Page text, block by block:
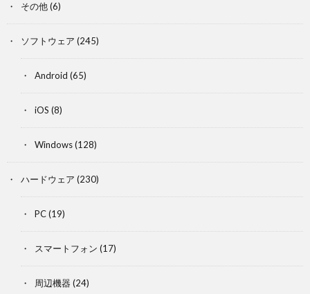
その他(6)
ソフトウェア (245)
Android (65)
iOS (8)
Windows(128)
ハードウェア (230)
PC(19)
スマートフォン (17)
周辺機器 (24)